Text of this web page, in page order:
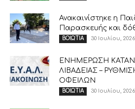
Ανακαινίστηκε η
Παρασκευής και
ΒΟΙΩΤΙΑ 30 Ιουλίου, 2026
ΕΝΗΜΕΡΩΣΗ
ΛΙΒΑΔΕΙΑΣ –
ΟΦΕΙΛΩΝ
ΒΟΙΩΤΙΑ 30 Ιουλίου, 2026